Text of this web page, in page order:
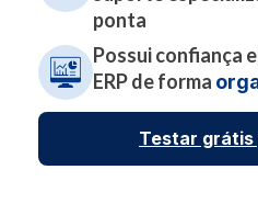
ponta
Possui confiança
ERP de forma
Testar grátis